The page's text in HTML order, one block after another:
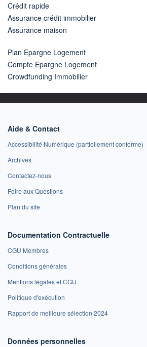
Crédit rapide
Assurance crédit immobilier
Assurance maison
Plan Epargne Logement
Compte Epargne Logement
Crowdfunding Immobilier
Aide & Contact
Accessibilité Numérique (partiellement conforme)
Archives
Contactez-nous
Foire aux Questions
Plan du site
Documentation Contractuelle
CGU Membres
Conditions générales
Mentions légales et CGU
Politique d'exécution
Rapport de meilleure sélection 2024
Données personnelles